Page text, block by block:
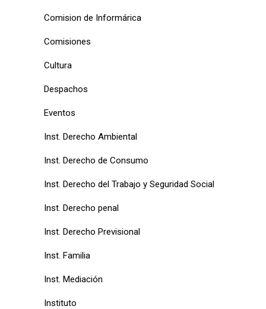
Comision de Informárica
Comisiones
Cultura
Despachos
Eventos
Inst. Derecho Ambiental
Inst. Derecho de Consumo
Inst. Derecho del Trabajo y Seguridad Social
Inst. Derecho penal
Inst. Derecho Previsional
Inst. Familia
Inst. Mediación
Instituto